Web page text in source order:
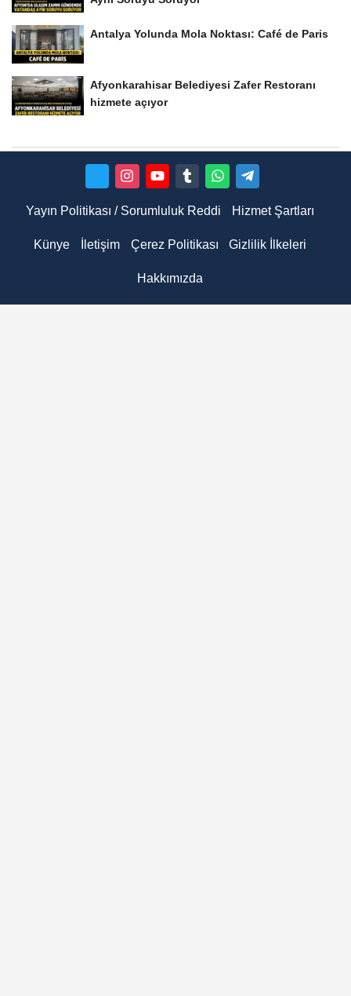
Antalya Yolunda Mola Noktası: Café de Paris
Afyonkarahisar Belediyesi Zafer Restoranı
hizmete açıyor
Yayın Politikası / Sorumluluk Reddi Hizmet Şartları
Künye İletişim Çerez Politikası Gizlilik İlkeleri
Hakkımızda